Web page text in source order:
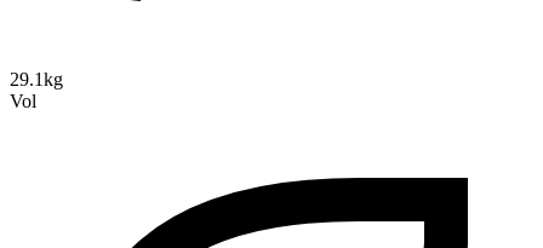
29.1kg
Vol